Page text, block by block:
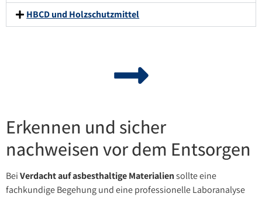
HBCD und Holzschutzmittel
Erkennen und sicher
nachweisen vor dem Entsorgen
BeiVerdacht auf asbesthaltige Materialiensollte eine
fachkundige Begehung und eine professionelle Laboranalyse